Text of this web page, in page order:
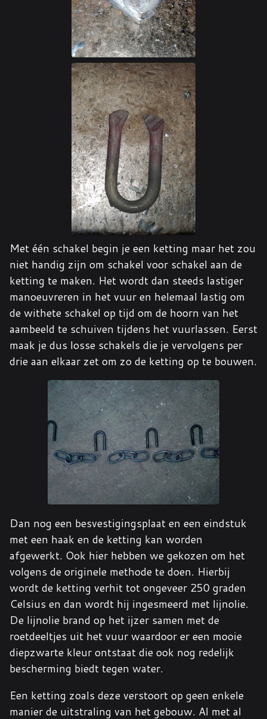
Met één schakel begin je een ketting maar het zou
niet handig zijn om schakel voor schakel aan de
ketting te maken. Het wordt dan steeds lastiger
manoeuvreren in het vuur en helemaal lastig om
de withete schakel op tijd om de hoorn van het
aambeeld te schuiven tijdens het vuurlassen. Eerst
maak je dus losse schakels die je vervolgens per
drie aan elkaar zet om zo de ketting op te bouwen.
Dan nog een besvestigingsplaat en een eindstuk
met een haak en de ketting kan worden
afgewerkt. Ook hier hebben we gekozen om het
volgens de originele methode te doen. Hierbij
wordt de ketting verhit tot ongeveer 250 graden
Celsius en dan wordt hij ingesmeerd met lijnolie.
De lijnolie brand op het ijzer samen met de
roetdeeltjes uit het vuur waardoor er een mooie
diepzwarte kleur ontstaat die ook nog redelijk
bescherming biedt tegen water.
Een ketting zoals deze verstoort op geen enkele
manier de uitstraling van het gebouw. Al met al